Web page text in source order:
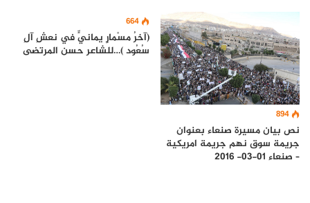
894
نص بيان مسيرة صنعاء بعنوان
جريمة سوق نهم جريمة امريكية
– صنعاء 01-03- 2016
664
(آخرُ مسْمارٍ يمانيٍّ في نعشِ آلِ
سُعُود )…للشاعر حسن المرتضى